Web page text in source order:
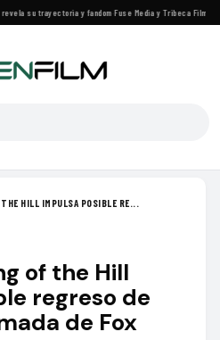
su trayectoria y fandom·Fuse Media y Tribeca Films
THE HILL IMPULSA POSIBLE RE...
of the Hill
regreso de
de Fox